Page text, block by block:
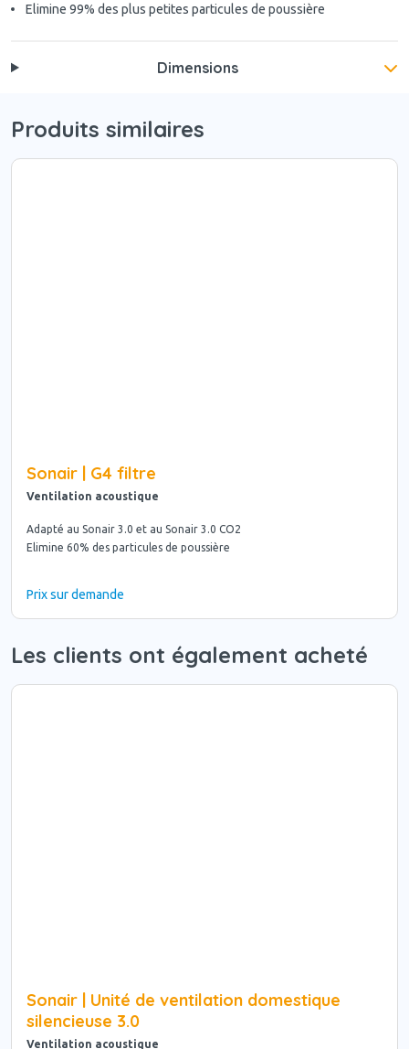
Elimine 99% des plus petites particules de poussière
Dimensions
Produits similaires
Sonair | G4 filtre
Ventilation acoustique
Adapté au Sonair 3.0 et au Sonair 3.0 CO2
Elimine 60% des particules de poussière
Prix sur demande
Les clients ont également acheté
Sonair | Unité de ventilation domestique
silencieuse 3.0
Ventilation acoustique